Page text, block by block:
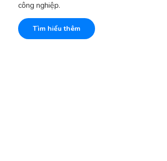
công nghiệp.
Tìm hiểu thêm